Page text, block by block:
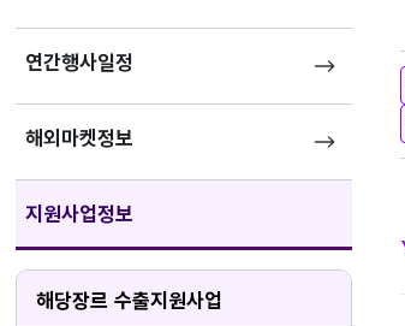
연간행사일정
해외마켓정보
지원사업정보
해당장르 수출지원사업